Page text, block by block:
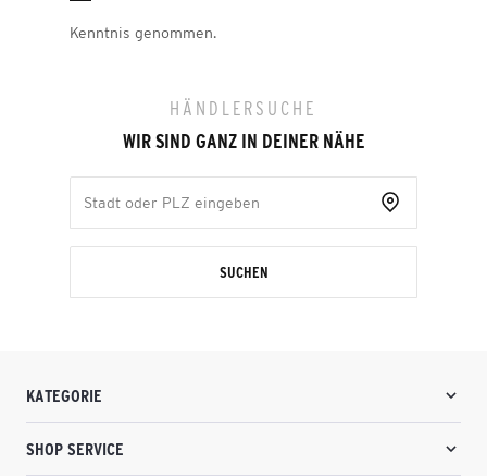
Kenntnis genommen.
HÄNDLERSUCHE
WIR SIND GANZ IN DEINER NÄHE
SUCHEN
KATEGORIE
SHOP SERVICE